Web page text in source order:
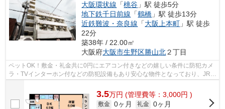
大阪環状線 「桃谷 」駅 徒歩5分
地下鉄千日前線 「鶴橋 」駅 徒歩13分
近鉄難波・奈良線 「大阪上本町 」駅 徒歩
22分
築38年 / 22.00㎡
大阪府大阪市生野区勝山北２丁目
ペットOK！敷金・礼金共に0円にエアコン付きなどの嬉しい条件に防犯カメ
ラ・TVインターホン付などの防犯設備もあり安心な物件となっており、JR大
阪環状線・桃谷駅すぐ近くの物件です。...
3.5万円 (管理費等：3,000円 )
敷金 0ヶ月 礼金 0ヶ月